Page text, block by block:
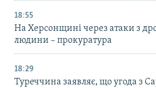
18:55
На Херсонщині через атаки з
людини – прокуратура
18:29
Туреччина заявляє, що угода з